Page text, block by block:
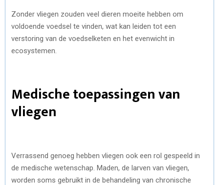
Zonder vliegen zouden veel dieren moeite hebben om
voldoende voedsel te vinden, wat kan leiden tot een
verstoring van de voedselketen en het evenwicht in
ecosystemen.
Medische toepassingen van
vliegen
Verrassend genoeg hebben vliegen ook een rol gespeeld in
de medische wetenschap. Maden, de larven van vliegen,
worden soms gebruikt in de behandeling van chronische